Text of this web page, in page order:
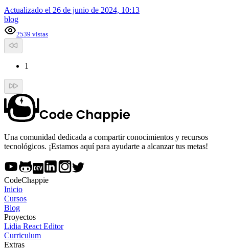
Actualizado el 26 de junio de 2024, 10:13
blog
2539 vistas
1
Una comunidad dedicada a compartir conocimientos y recursos
tecnológicos. ¡Estamos aquí para ayudarte a alcanzar tus metas!
CodeChappie
Inicio
Cursos
Blog
Proyectos
Lidia React Editor
Curriculum
Extras